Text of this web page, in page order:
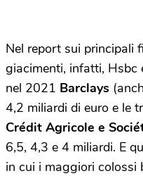
Nel report sui principali
giacimenti, infatti, Hsbc
nel 2021 Barclays
4,2 miliardi di euro e le
Crédit Agricole e
6,5, 4,3 e 4 miliardi. E
in cui i maggiori colossi